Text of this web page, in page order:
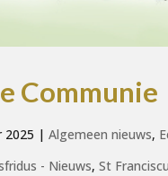
Communie
2025 |Algemeen nieuws,
- Nieuws,St